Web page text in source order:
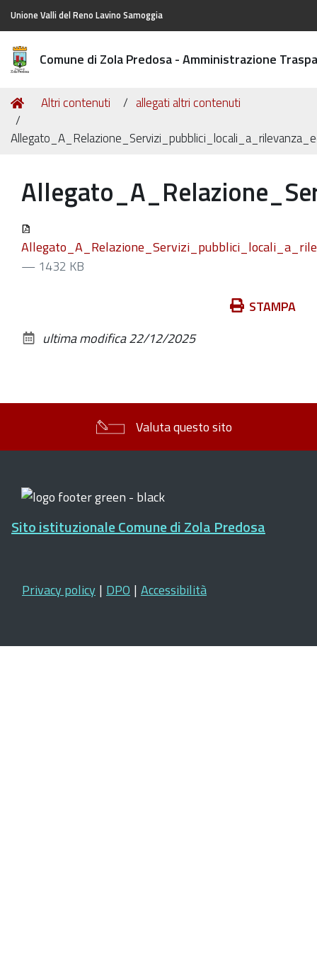
Unione Valli del Reno Lavino Samoggia
Comune di Zola Predosa - Amministrazione
Tu
sei
qui:
Home
Altri contenuti
allegati altri contenuti
— 1432 KB
documento
STAMPA
ultima modifica22/12/2025
Valuta questo sito
Sito istituzionale Comune di Zola Predosa
Privacy policy | DPO | Accessibilità